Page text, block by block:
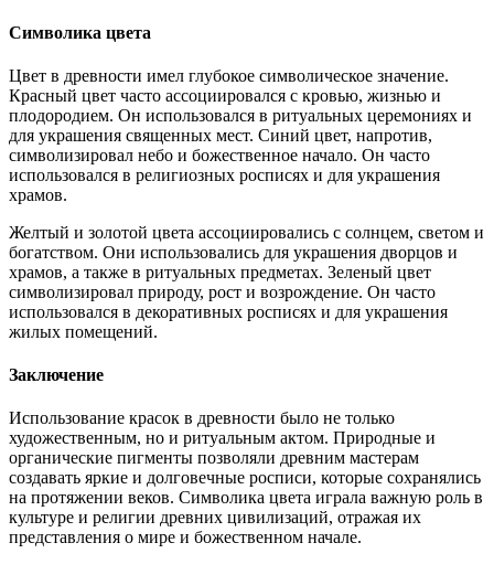
Символика цвета
Цвет в древности имел глубокое символическое значение.
Красный цвет часто ассоциировался с кровью, жизнью и
плодородием. Он использовался в ритуальных церемониях и
для украшения священных мест. Синий цвет, напротив,
символизировал небо и божественное начало. Он часто
использовался в религиозных росписях и для украшения
храмов.
Желтый и золотой цвета ассоциировались с солнцем, светом и
богатством. Они использовались для украшения дворцов и
храмов, а также в ритуальных предметах. Зеленый цвет
символизировал природу, рост и возрождение. Он часто
использовался в декоративных росписях и для украшения
жилых помещений.
Заключение
Использование красок в древности было не только
художественным, но и ритуальным актом. Природные и
органические пигменты позволяли древним мастерам
создавать яркие и долговечные росписи, которые сохранялись
на протяжении веков. Символика цвета играла важную роль в
культуре и религии древних цивилизаций, отражая их
представления о мире и божественном начале.